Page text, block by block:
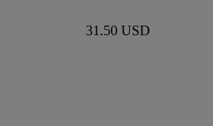
31.50 USD